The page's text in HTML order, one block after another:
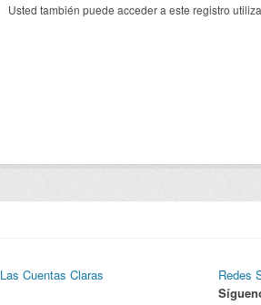
Usted también puede acceder a este registro
Las Cuentas Claras
Redes